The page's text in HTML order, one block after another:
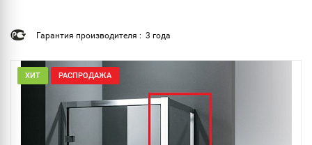
Гарантия производителя : 3 года
ХИТ РАСПРОДАЖА